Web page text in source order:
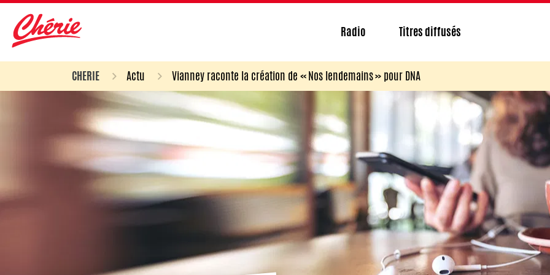
Radio Titres diffusés
CHERIE Actu Vianney raconte la création de « Nos lendemains » pour DNA